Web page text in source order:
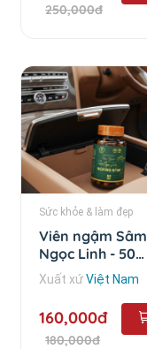
250,000đ
Sức khỏe & làm đẹp
Viên ngậm Sâm
Ngọc Linh - 50
viên/hộp
Xuất xứViệt Nam
160,000đ
180,000đ